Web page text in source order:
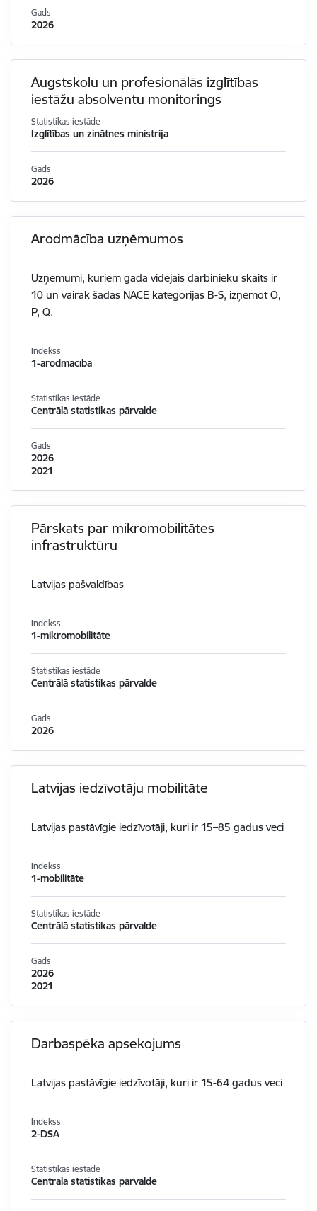
Gads
2026
Augstskolu un profesionālās izglītības
iestāžu absolventu monitorings
Statistikas iestāde
Izglītības un zinātnes ministrija
Gads
2026
Arodmācība uzņēmumos
Uzņēmumi, kuriem gada vidējais darbinieku skaits ir
10 un vairāk šādās NACE kategorijās B-S, izņemot O,
P, Q.
Indekss
1-arodmācība
Statistikas iestāde
Centrālā statistikas pārvalde
Gads
2026
2021
Pārskats par mikromobilitātes
infrastruktūru
Latvijas pašvaldības
Indekss
1-mikromobilitāte
Statistikas iestāde
Centrālā statistikas pārvalde
Gads
2026
Latvijas iedzīvotāju mobilitāte
Latvijas pastāvīgie iedzīvotāji, kuri ir 15–85 gadus veci
Indekss
1-mobilitāte
Statistikas iestāde
Centrālā statistikas pārvalde
Gads
2026
2021
Darbaspēka apsekojums
Latvijas pastāvīgie iedzīvotāji, kuri ir 15-64 gadus veci
Indekss
2-DSA
Statistikas iestāde
Centrālā statistikas pārvalde